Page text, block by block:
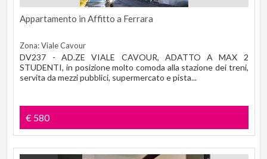
Appartamento in Affitto a Ferrara
Zona: Viale Cavour
DV237 - AD.ZE VIALE CAVOUR, ADATTO A MAX 2
STUDENTI, in posizione molto comoda alla stazione dei treni,
servita da mezzi pubblici, supermercato e pista...
€ 580